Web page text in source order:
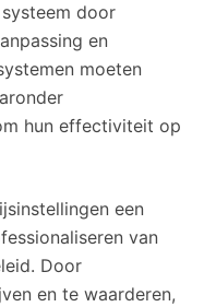
door
en
moeten
hun effectiviteit op
een
van
Door
en te waarderen,